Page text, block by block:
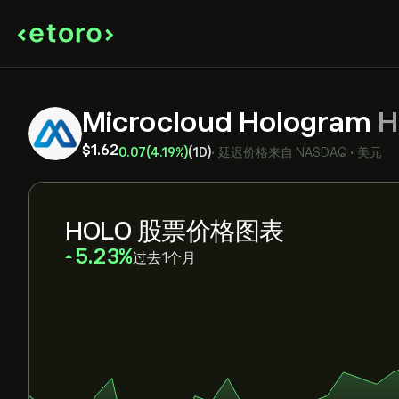
Microcloud Hologram
‎$‎1.620.07(4.19%)(1D)• 延迟价格来自 NASDAQ • 美元
HOLO 股票价格图表
‎5.23‎ 过去1个月